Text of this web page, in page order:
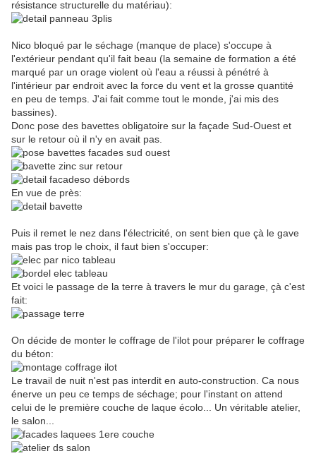
résistance structurelle du matériau):
Nico bloqué par le séchage (manque de place) s'occupe à
l'extérieur pendant qu'il fait beau (la semaine de formation a été
marqué par un orage violent où l'eau a réussi à pénétré à
l'intérieur par endroit avec la force du vent et la grosse quantité
en peu de temps. J'ai fait comme tout le monde, j'ai mis des
bassines).
Donc pose des bavettes obligatoire sur la façade Sud-Ouest et
sur le retour où il n'y en avait pas.
En vue de près:
Puis il remet le nez dans l'électricité, on sent bien que çà le gave
mais pas trop le choix, il faut bien s'occuper:
Et voici le passage de la terre à travers le mur du garage, çà c'est
fait:
On décide de monter le coffrage de l'ilot pour préparer le coffrage
du béton:
Le travail de nuit n'est pas interdit en auto-construction. Ca nous
énerve un peu ce temps de séchage; pour l'instant on attend
celui de le première couche de laque écolo... Un véritable atelier,
le salon...